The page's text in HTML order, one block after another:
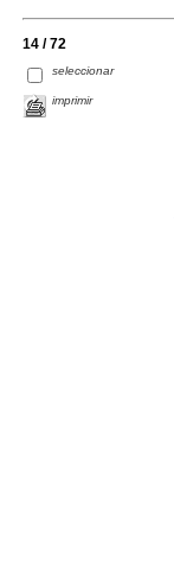
14 / 72
seleccionar
imprimir